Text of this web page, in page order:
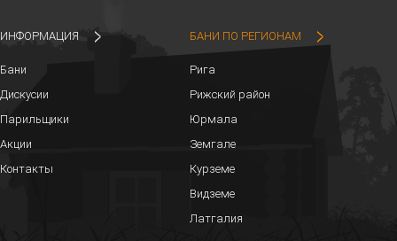
ИНФОРМАЦИЯ
Бани
Дискусии
Парильщики
Акции
Контакты
БАНИ ПО РЕГИОНАМ
Рига
Рижский район
Юрмала
Земгале
Курземе
Видземе
Латгалия